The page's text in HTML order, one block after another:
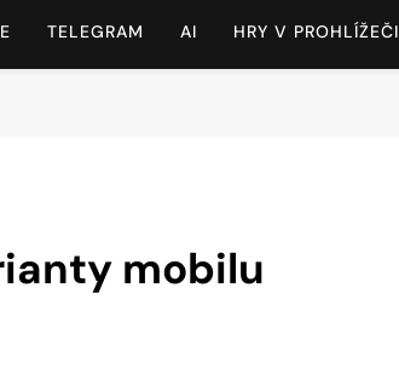
TELEGRAM AI HRY V PROHLÍŽEČI
mobilu